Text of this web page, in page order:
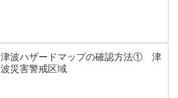
津波ハザードマップの確認方法① 津
波災害警戒区域